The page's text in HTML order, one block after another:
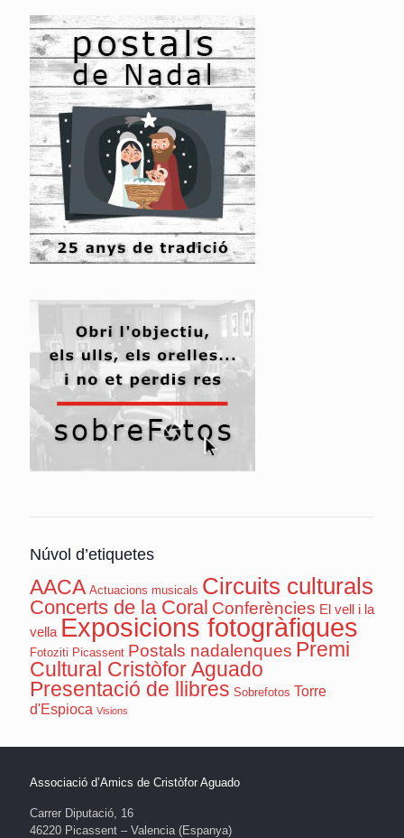
Núvol d’etiquetes
AACA Actuacions musicals Circuits culturals
Concerts de la Coral Conferències El vell i la
vella Exposicions fotogràfiques
Fotoziti Picassent Postals nadalenques Premi
Cultural Cristòfor Aguado
Presentació de llibres Sobrefotos Torre
d'Espioca Visions
Associació d’Amics de Cristòfor Aguado
Carrer Diputació, 16
46220 Picassent – Valencia (Espanya)